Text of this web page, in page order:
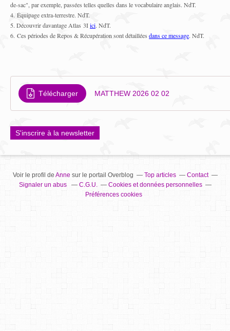
de-sac", par exemple, passées telles quelles dans le vocabulaire anglais. NdT.
4. Équipage extra-terrestre. NdT.
5. Découvrir davantage Atlas 3Iici. NdT.
6. Ces périodes de Repos & Récupération sont détaillées dans ce message. NdT.
Télécharger MATTHEW 2026 02 02
S'inscrire à la newsletter
Voir le profil de Annesur le portail Overblog Top articles
Contact
Signaler un abus
C.G.U.
Cookies et données personnelles
Préférences cookies